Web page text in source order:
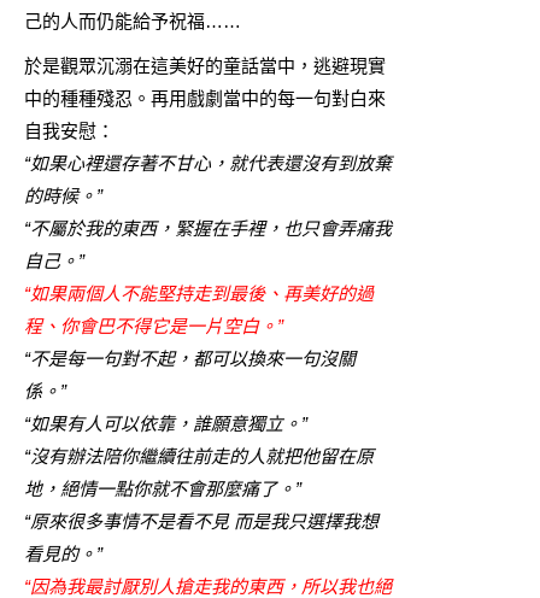
己的人而仍能給予祝福……
於是觀眾沉溺在這美好的童話當中，逃避現實
中的種種殘忍。再用戲劇當中的每一句對白來
自我安慰：
“如果心裡還存著不甘心，就代表還沒有到放棄
的時候。”
“不屬於我的東西，緊握在手裡，也只會弄痛我
自己。”
“如果兩個人不能堅持走到最後、再美好的過
程、你會巴不得它是一片空白。”
“不是每一句對不起，都可以換來一句沒關
係。”
“如果有人可以依靠，誰願意獨立。”
“沒有辦法陪你繼續往前走的人就把他留在原
地，絕情一點你就不會那麼痛了。”
“原來很多事情不是看不見 而是我只選擇我想
看見的。”
“因為我最討厭別人搶走我的東西，所以我也絕